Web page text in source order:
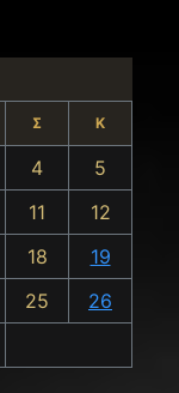
Σ Κ
4
5
11
12
18
19
25
26